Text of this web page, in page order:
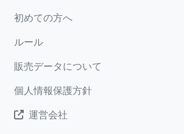
初めての方へ
ルール
販売データについて
個人情報保護方針
運営会社